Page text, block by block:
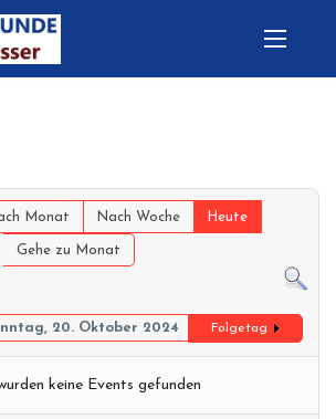
Monat Nach Woche Heute
Gehe zu Monat
20. Oktober 2024 Folgetag
keine Events gefunden